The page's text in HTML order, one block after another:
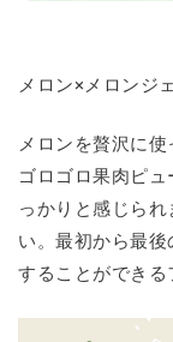
メロン×メロンジ
メロンを贅沢に使
ゴロゴロ果肉ピ
っかりと感じら
い。最初から最
することができる